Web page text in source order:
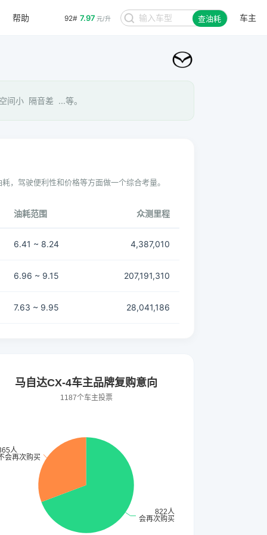
92# 7.97 元/升 查油耗 车主
帮助
间小 隔音差 ...等。
，驾驶便利性和价格等方面做一个综合考量。
油耗范围 众测里程
6.41 ~ 8.24 4,387,010
6.96 ~ 9.15 207,191,310
7.63 ~ 9.95 28,041,186